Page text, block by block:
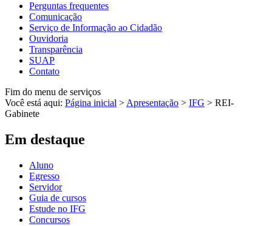
Perguntas frequentes
Comunicação
Serviço de Informação ao Cidadão
Ouvidoria
Transparência
SUAP
Contato
Fim do menu de serviços
Você está aqui: Página inicial >Apresentação > IFG > REI-
Gabinete
Em destaque
Aluno
Egresso
Servidor
Guia de cursos
Estude no IFG
Concursos